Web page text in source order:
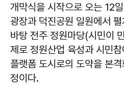
개막식을 시작으로 오는 12
광장과 덕진공원 일원에서
바탕 전주 정원마당(시민이
제로 정원산업 육성과 시민
플랫폼 도시로의 도약을 본
정이다.